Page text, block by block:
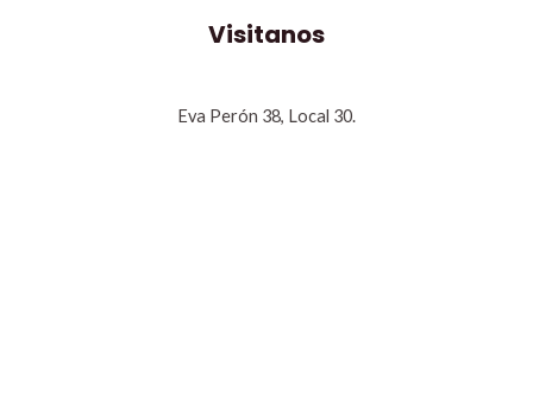
Visitanos
Eva Perón 38, Local 30.